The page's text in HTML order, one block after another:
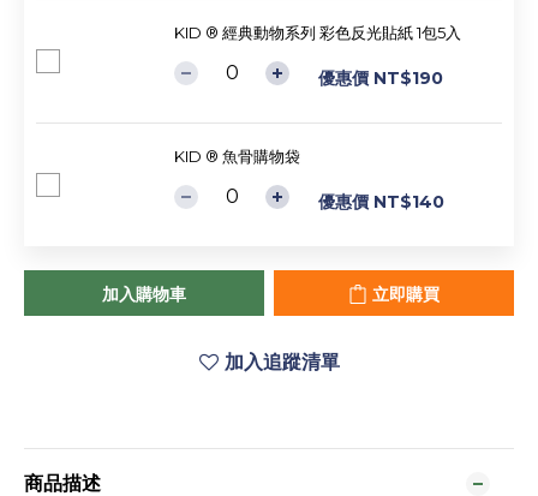
KID ® 經典動物系列 彩色反光貼紙 1包5入
優惠價 NT$190
KID ® 魚骨購物袋
優惠價 NT$140
加入購物車 立即購買
加入追蹤清單
商品描述